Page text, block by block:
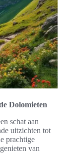
Dolomieten
schat aan
uitzichten tot
prachtige
van